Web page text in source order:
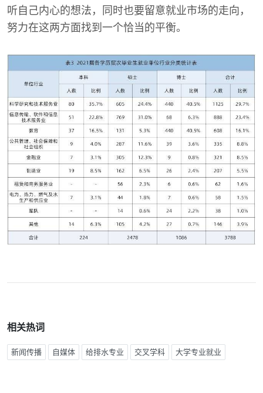
听自己内心的想法，同时也要留意就业市场的走向，
努力在这两方面找到一个恰当的平衡。
相关热词
新闻传播 自媒体 给排水专业 交叉学科 大学专业就业